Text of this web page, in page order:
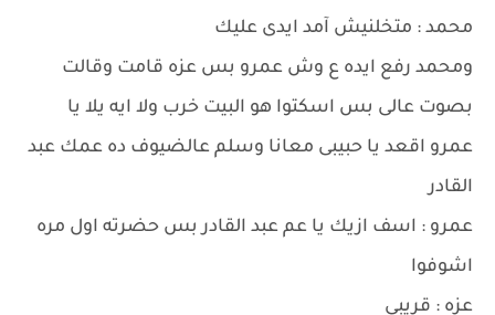
محمد : متخلنيش آمد ايدى عليك
ومحمد رفع ايده ع وش عمرو بس عزه قامت وقالت
بصوت عالى بس اسكتوا هو البيت خرب ولا ايه يلا يا
عمرو اقعد يا حبيبى معانا وسلم عالضيوف ده عمك عبد
القادر
عمرو : اسف ازيك يا عم عبد القادر بس حضرته اول مره
اشوفوا
عزه : قريبى